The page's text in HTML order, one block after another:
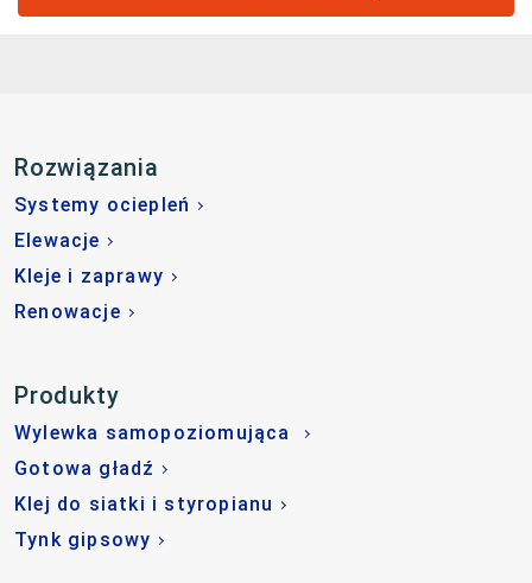
Rozwiązania
Systemy ociepleń
Elewacje
Kleje i zaprawy
Renowacje
Produkty
Wylewka samopoziomująca
Gotowa gładź
Klej do siatki i styropianu
Tynk gipsowy